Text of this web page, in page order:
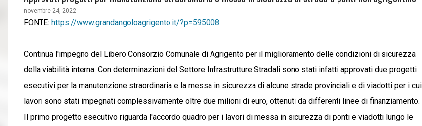
novembre 24, 2022
FONTE: https://www.grandangoloagrigento.it/?p=595008
Continua l'impegno del Libero Consorzio Comunale di Agrigento per il miglioramento delle condizioni di sicurezza
della viabilità interna. Con determinazioni del Settore Infrastrutture Stradali sono stati infatti approvati due progetti
esecutivi per la manutenzione straordinaria e la messa in sicurezza di alcune strade provinciali e di viadotti per i cui
lavori sono stati impegnati complessivamente oltre due milioni di euro, ottenuti da differenti linee di finanziamento.
Il primo progetto esecutivo riguarda l'accordo quadro per i lavori di messa in sicurezza di ponti e viadotti lungo le